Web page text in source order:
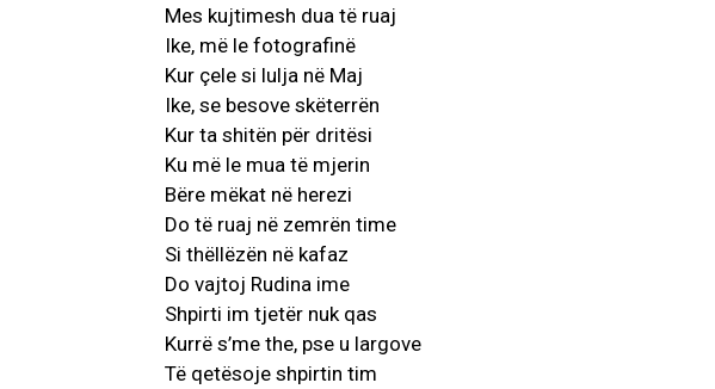
Mes kujtimesh dua të ruaj
Ike, më le fotografinë
Kur çele si lulja në Maj
Ike, se besove skëterrën
Kur ta shitën për dritësi
Ku më le mua të mjerin
Bëre mëkat në herezi
Do të ruaj në zemrën time
Si thëllëzën në kafaz
Do vajtoj Rudina ime
Shpirti im tjetër nuk qas
Kurrë s’me the, pse u largove
Të qetësoje shpirtin tim